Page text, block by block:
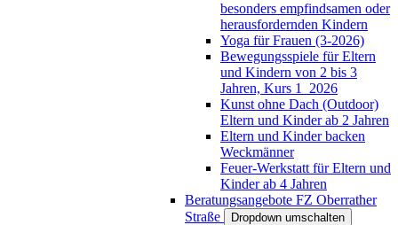
besonders empfindsamen oder
herausfordernden Kindern
Yoga für Frauen (3-2026)
Bewegungsspiele für Eltern
und Kindern von 2 bis 3
Jahren, Kurs 1_2026
Kunst ohne Dach (Outdoor)
Eltern und Kinder ab 2 Jahren
Eltern und Kinder backen
Weckmänner
Feuer-Werkstatt für Eltern und
Kinder ab 4 Jahren
Beratungsangebote FZ Oberrather
Straße
Dropdown umschalten